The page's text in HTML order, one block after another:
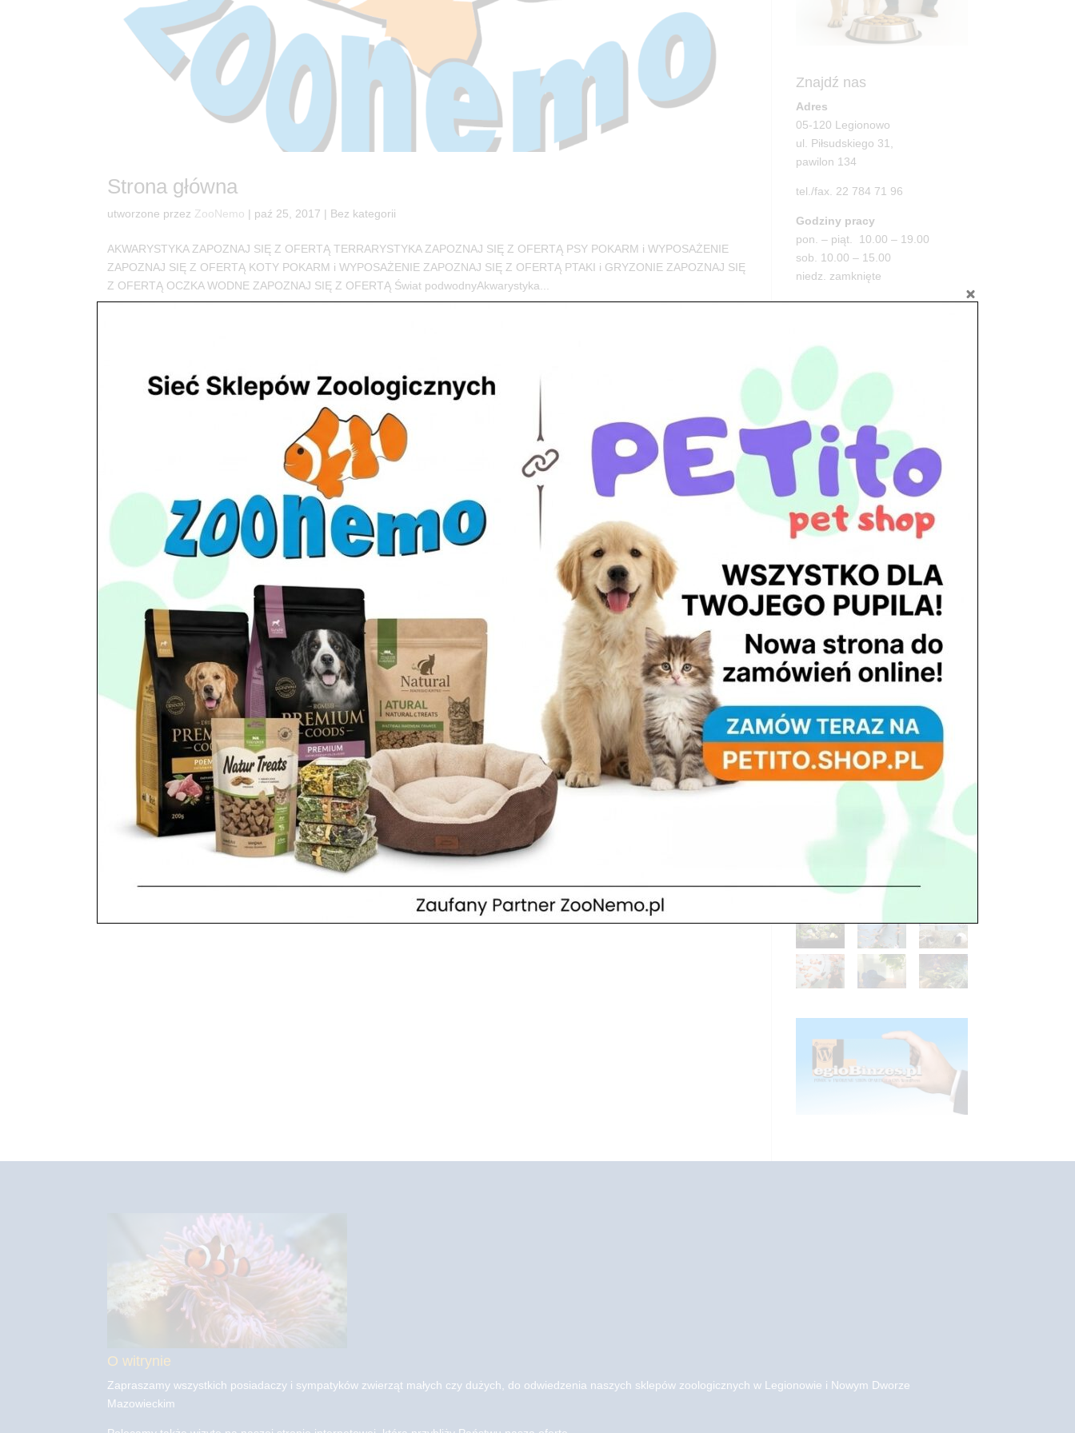
Strona główna
utworzone przez ZooNemo | paź 25, 2017 | Bez kategorii
AKWARYSTYKA ZAPOZNAJ SIĘ Z OFERTĄ TERRARYSTYKA ZAPOZNAJ SIĘ Z OFERTĄ PSY POKARM i WYPOSAŻENIE
ZAPOZNAJ SIĘ Z OFERTĄ KOTY POKARM i WYPOSAŻENIE ZAPOZNAJ SIĘ Z OFERTĄ PTAKI i GRYZONIE ZAPOZNAJ SIĘ
Z OFERTĄ OCZKA WODNE ZAPOZNAJ SIĘ Z OFERTĄ Świat podwodnyAkwarystyka...
Znajdź nas
Adres
05-120 Legionowo
ul. Piłsudskiego 31,
pawilon 134
tel./fax. 22 784 71 96
Godziny pracy
pon. – piąt. 10.00 – 19.00
sob. 10.00 – 15.00
niedz. zamknięte
Adres
ul. Leśna 2
tel. 503 900 215
Godziny pracy
pon. – piąt. 10.00 – 19.00
sob. 8.00 – 15.00
niedz. zamknięte
O witrynie
Zapraszamy wszystkich posiadaczy i sympatyków zwierząt małych czy dużych, do odwiedzenia naszych sklepów zoologicznych w Legionowie i Nowym Dworze
Mazowieckim